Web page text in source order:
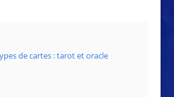
de cartes : tarot et oracle